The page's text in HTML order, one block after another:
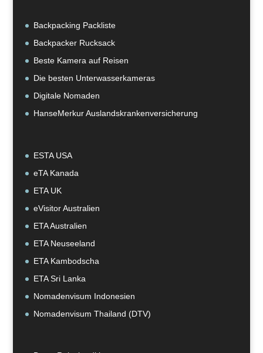
Backpacking Packliste
Backpacker Rucksack
Beste Kamera auf Reisen
Die besten Unterwasserkameras
Digitale Nomaden
HanseMerkur Auslandskrankenversicherung
ESTA USA
eTA Kanada
ETA UK
eVisitor Australien
ETA Australien
ETA Neuseeland
ETA Kambodscha
ETA Sri Lanka
Nomadenvisum Indonesien
Nomadenvisum Thailand (DTV)